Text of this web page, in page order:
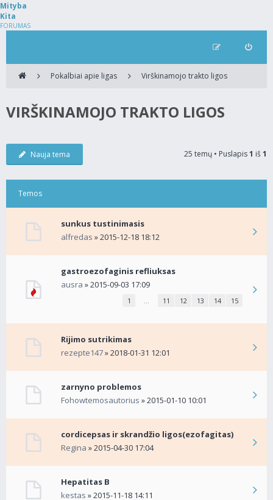
Mityba
Kita
FORUMAS
Pokalbiai apie ligas Virškinamojo trakto ligos
VIRŠKINAMOJO TRAKTO LIGOS
Nauja tema 25 temų • Puslapis1 iš1
Temos
sunkus tustinimasis
alfredas » 2015-12-18 18:12
gastroezofaginis refliuksas
ausra » 2015-09-03 17:09
1 … 11 12 13 14 15
Rijimo sutrikimas
rezepte147» 2018-01-31 12:01
zarnyno problemos
Fohowtemosautorius » 2015-01-10 10:01
cordicepsas ir skrandžio ligos(ezofagitas)
Regina » 2015-04-30 17:04
Hepatitas B
kestas » 2015-11-18 14:11